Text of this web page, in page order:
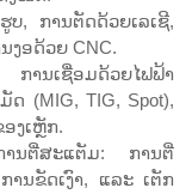
, ການຕັດດ້ວຍເລເຊີ,
ງອດ້ວຍ CNC.
ານເຊື່ອມດ້ວຍໄຟຟ້າ
(MIG, TIG, Spot),
ງເຫຼັກ.
ນຕີ່ສະແຕັມ: ການຕີ່
ານຂັດເງົາ, ແລະ ເຕັກ